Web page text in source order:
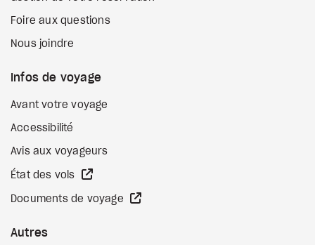
Foire aux questions
Nous joindre
Infos de voyage
Avant votre voyage
Accessibilité
Avis aux voyageurs
État des vols
Documents de voyage
Autres